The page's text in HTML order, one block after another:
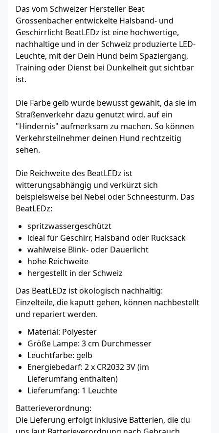
Das vom Schweizer Hersteller Beat
Grossenbacher entwickelte Halsband- und
Geschirrlicht BeatLEDz ist eine hochwertige,
nachhaltige und in der Schweiz produzierte LED-
Leuchte, mit der Dein Hund beim Spaziergang,
Training oder Dienst bei Dunkelheit gut sichtbar
ist.
Die Farbe gelb wurde bewusst gewählt, da sie im
Straßenverkehr dazu genutzt wird, auf ein
"Hindernis" aufmerksam zu machen. So können
Verkehrsteilnehmer deinen Hund rechtzeitig
sehen.
Die Reichweite des BeatLEDz ist
witterungsabhängig und verkürzt sich
beispielsweise bei Nebel oder Schneesturm. Das
BeatLEDz:
spritzwassergeschützt
ideal für Geschirr, Halsband oder Rucksack
wahlweise Blink- oder Dauerlicht
hohe Reichweite
hergestellt in der Schweiz
Das BeatLEDz ist ökologisch nachhaltig:
Einzelteile, die kaputt gehen, können nachbestellt
und repariert werden.
Material: Polyester
Größe Lampe: 3 cm Durchmesser
Leuchtfarbe: gelb
Energiebedarf: 2 x CR2032 3V (im
Lieferumfang enthalten)
Lieferumfang: 1 Leuchte
Batterieverordnung:
Die Lieferung erfolgt inklusive Batterien, die du